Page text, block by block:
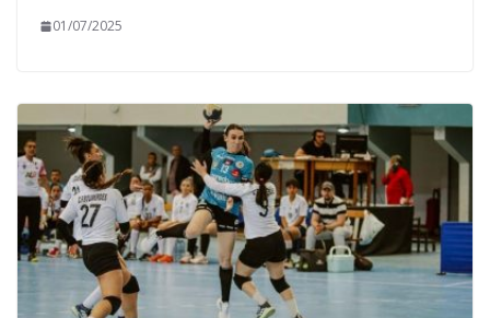
01/07/2025